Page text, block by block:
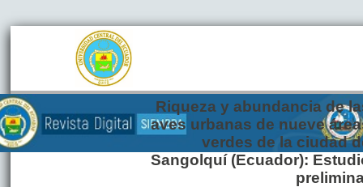
Riqueza y abundancia de
aves urbanas de nueve
verdes de la ciudad
Sangolquí (Ecuador):